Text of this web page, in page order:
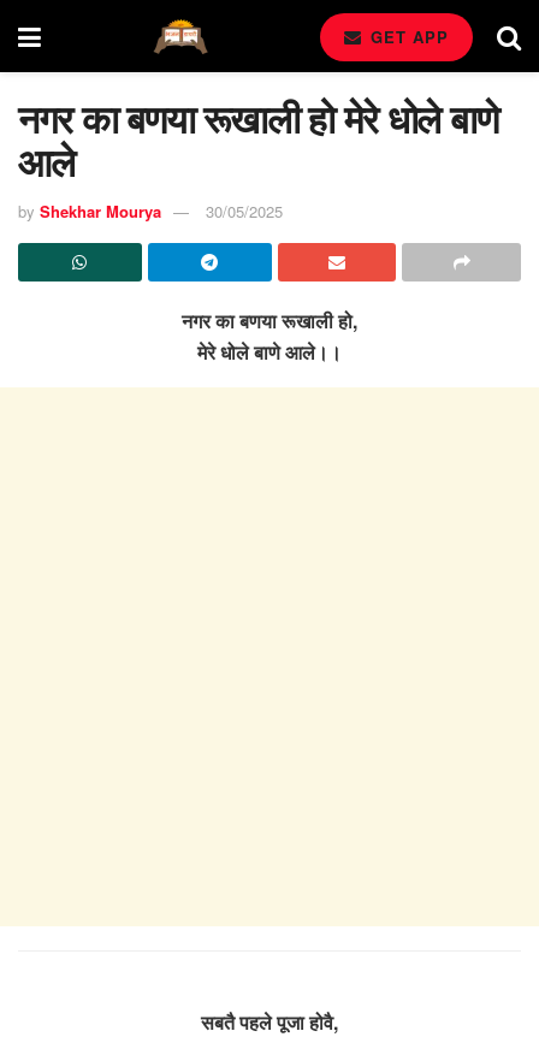
GET APP
नगर का बणया रूखाली हो मेरे धोले बाणे
आले
by Shekhar Mourya 30/05/2025
नगर का बणया रूखाली हो,
मेरे धोले बाणे आले।।
सबतै पहले पूजा होवै,